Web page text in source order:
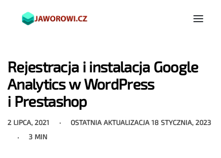
Rejestracja i instalacja Google
Analytics w WordPress
i Prestashop
2 LIPCA, 2021 OSTATNIA AKTUALIZACJA18 STYCZNIA, 2023
3 MIN